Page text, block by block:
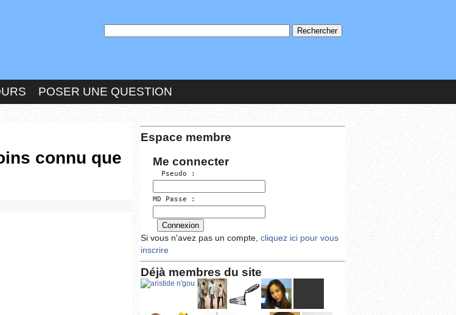
POSER UNE QUESTION
connu que
Espace membre
Me connecter
  Pseudo :
MD Passe :
Si vous n'avez pas un compte, cliquez ici pour vous
inscrire
Déjà membres du site